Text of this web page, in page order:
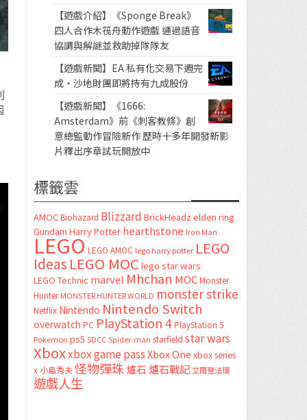
【遊戲介紹】《Sponge Break》
四人合作木筏舟動作遊戲 通過語音
協調與解謎並救助掉隊隊友
【遊戲新聞】EA 私有化交易下週完
成・沙地財團即將持有九成股份
【遊戲新聞】《1666:
Amsterdam》前《刺客教條》創
意總監動作冒險新作 歷時十多年開發新影
片釋出序章試玩開放中
標籤雲
AMOC Biohazard Blizzard BrickHeadz elden ring
Gundam Harry Potter hearthstone Iron Man
LEGO LEGO AMOC lego harry potter LEGO
Ideas LEGO MOC lego star wars
LEGO Technic marvel Mhchan MOC Monster
Hunter MONSTER HUNTER WORLD monster strike
Netflix Nintendo Nintendo Switch
overwatch PC PlayStation 4 PlayStation 5
Pokemon ps5 SDCC Spider-man starfield star wars
Xboxxbox game passXbox One xbox series
x 小島秀夫怪物彈珠 爐石 爐石戰記艾爾登法環
遊戲人生